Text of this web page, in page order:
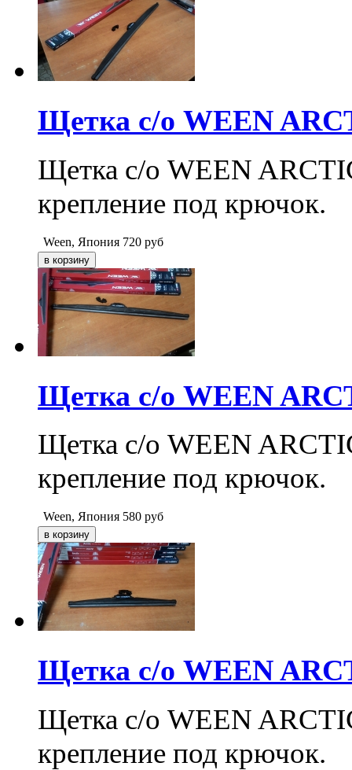
Щетка с/о WEEN
Щетка с/о WEEN
крепление под крючок.
Ween, Япония 720 руб
Щетка с/о WEEN
Щетка с/о WEEN
крепление под крючок.
Ween, Япония 580 руб
Щетка с/о WEEN
Щетка с/о WEEN
крепление под крючок.